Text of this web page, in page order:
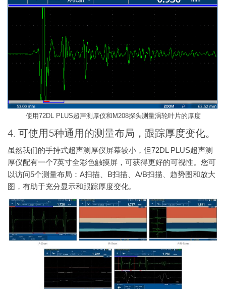
使用72DL PLUS超声测厚仪和M208探头测量涡轮叶片的厚度
4. 可使用5种通用的测量布局，跟踪厚度变化。
虽然我们的手持式超声测厚仪屏幕较小，但72DL PLUS超声测
厚仪配有一个7英寸全彩色触摸屏，可获得更好的可视性。您可
以访问5个测量布局：A扫描、B扫描、A/B扫描、趋势图和放大
图，有助于充分显示和跟踪厚度变化。